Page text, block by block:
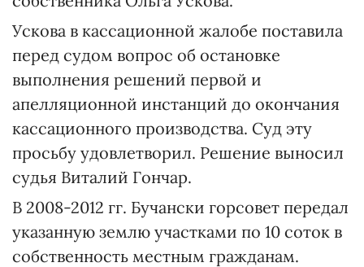
Ускова в кассационной жалобе поставила
перед судом вопрос об остановке
выполнения решений первой и
апелляционной инстанций до окончания
кассационного производства. Суд эту
просьбу удовлетворил. Решение выносил
судья Виталий Гончар.
В 2008-2012 гг. Бучански горсовет передал
указанную землю участками по 10 соток в
собственность местным гражданам.